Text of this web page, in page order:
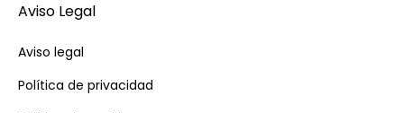
Aviso Legal
Aviso legal
Política de privacidad